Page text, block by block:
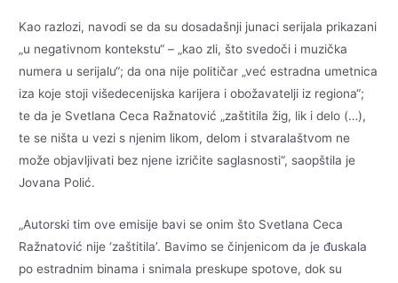
Kao razlozi, navodi se da su dosadašnji junaci serijala prikazani
„u negativnom kontekstu“ – „kao zli, što svedoči i muzička
numera u serijalu“; da ona nije političar „već estradna umetnica
iza koje stoji višedecenijska karijera i obožavatelji iz regiona“;
te da je Svetlana Ceca Ražnatović „zaštitila žig, lik i delo (…),
te se ništa u vezi s njenim likom, delom i stvaralaštvom ne
može objavljivati bez njene izričite saglasnosti“, saopštila je
Jovana Polić.
„Autorski tim ove emisije bavi se onim što Svetlana Ceca
Ražnatović nije ‘zaštitila’. Bavimo se činjenicom da je đuskala
po estradnim binama i snimala preskupe spotove, dok su